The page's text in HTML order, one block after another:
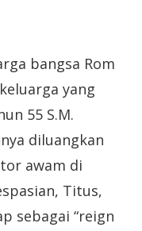
bangsa Rom
yang
55 S.M.
diluangkan
awam di
Titus,
sebagai “reign